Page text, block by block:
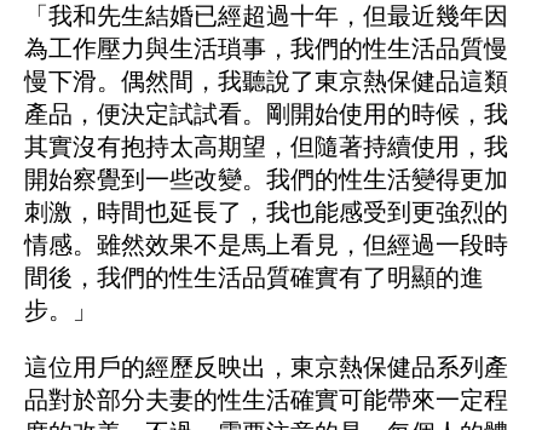
「我和先生結婚已經超過十年，但最近幾年因
為工作壓力與生活瑣事，我們的性生活品質慢
慢下滑。偶然間，我聽說了東京熱保健品這類
產品，便決定試試看。剛開始使用的時候，我
其實沒有抱持太高期望，但隨著持續使用，我
開始察覺到一些改變。我們的性生活變得更加
刺激，時間也延長了，我也能感受到更強烈的
情感。雖然效果不是馬上看見，但經過一段時
間後，我們的性生活品質確實有了明顯的進
步。」
這位用戶的經歷反映出，東京熱保健品系列產
品對於部分夫妻的性生活確實可能帶來一定程